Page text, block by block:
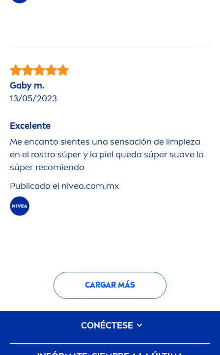
Gaby m.
13/05/2023
Excelente
Me encanto sientes una sensación de limpieza
en el rostro súper y la piel queda súper suave lo
súper recomiendo
Publicado el nivea.com.mx
CARGAR MÁS
CONÉCTESE